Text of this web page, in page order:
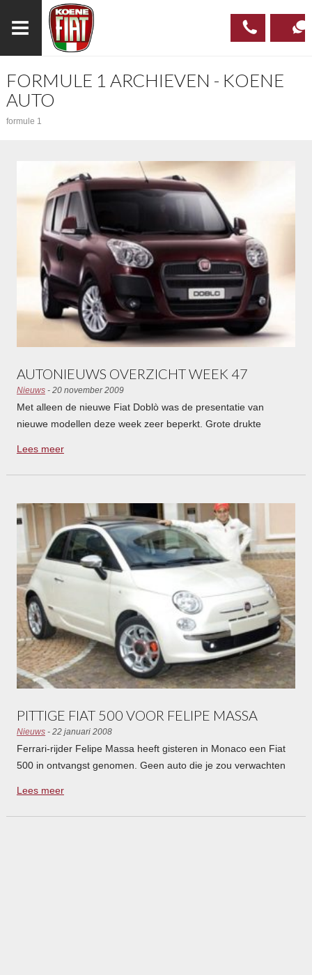
023
FORMULE 1 ARCHIEVEN - KOENE
AUTO
formule 1
AUTONIEUWS OVERZICHT WEEK 47
Nieuws- 20 november 2009
Met alleen de nieuwe Fiat Doblò was de presentatie van
nieuwe modellen deze week zeer beperkt. Grote drukte
(belasting)maatregelen bekendgemaakt die gevolgen hebben
voor autorijders. Vooral de kilometerheffing maakte veel
reorganisaties. Fiat Doblò Kilometerheffing Reorganisaties…
Lees meer
PITTIGE FIAT 500 VOOR FELIPE MASSA
Nieuws- 22 januari 2008
Ferrari-rijder Felipe Massa heeft gisteren in Monaco een Fiat
500 in ontvangst genomen. Geen auto die je zou verwachten
een Fiat 500. De auto is voorzien van een 120 pk sterke motor
en unieke grafische details, zoals zijn in de dorpellijst
Lees meer